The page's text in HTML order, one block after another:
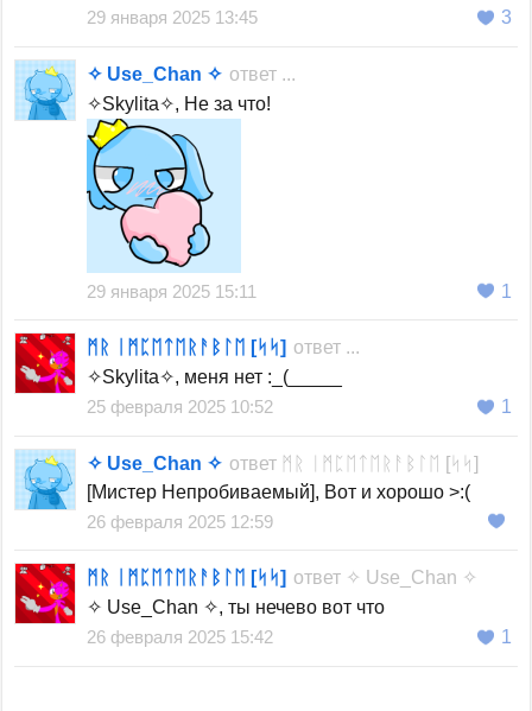
29 января 2025 13:45
3
✧ Use_Chan ✧ ответ ...
✧Skylita✧, Не за что!
29 января 2025 15:11 1
ᛗᚱ ᛁᛗᛈᛖᛏᛖᚱᚨᛒᛚᛖ [ᛋᛋ] ответ ...
✧Skylita✧, меня нет :_(_____
25 февраля 2025 10:52
1
✧ Use_Chan ✧ ответ ᛗᚱ ᛁᛗᛈᛖᛏᛖᚱᚨᛒᛚᛖ [ᛋᛋ]
[Мистер Непробиваемый], Вот и хорошо >:(
26 февраля 2025 12:59
ᛗᚱ ᛁᛗᛈᛖᛏᛖᚱᚨᛒᛚᛖ [ᛋᛋ] ответ ✧ Use_Chan ✧
✧ Use_Chan ✧, ты нечево вот что
26 февраля 2025 15:42
1